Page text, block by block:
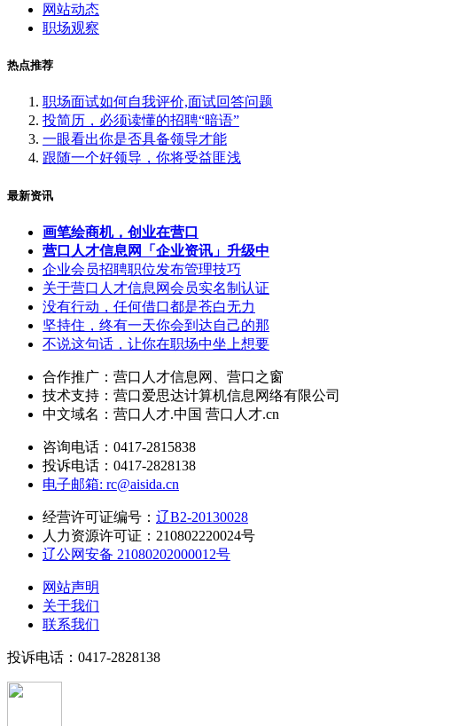
网站动态
职场观察
热点推荐
职场面试如何自我评价,面试回答问题
投简历，必须读懂的招聘“暗语”
一眼看出你是否具备领导才能
跟随一个好领导，你将受益匪浅
最新资讯
画笔绘商机，创业在营口
营口人才信息网「企业资讯」升级中
企业会员招聘职位发布管理技巧
关于营口人才信息网会员实名制认证
没有行动，任何借口都是苍白无力
坚持住，终有一天你会到达自己的那
不说这句话，让你在职场中坐上想要
合作推广：营口人才信息网、营口之窗
技术支持：营口爱思达计算机信息网络有限公司
中文域名：营口人才.中国 营口人才.cn
咨询电话：0417-2815838
投诉电话：0417-2828138
电子邮箱: rc@aisida.cn
经营许可证编号： 辽B2-20130028
人力资源许可证：210802220024号
辽公网安备 21080202000012号
网站声明
关于我们
联系我们
投诉电话：0417-2828138